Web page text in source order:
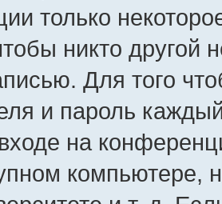
только
никто другой
Для того
и пароль
на
компьютере,